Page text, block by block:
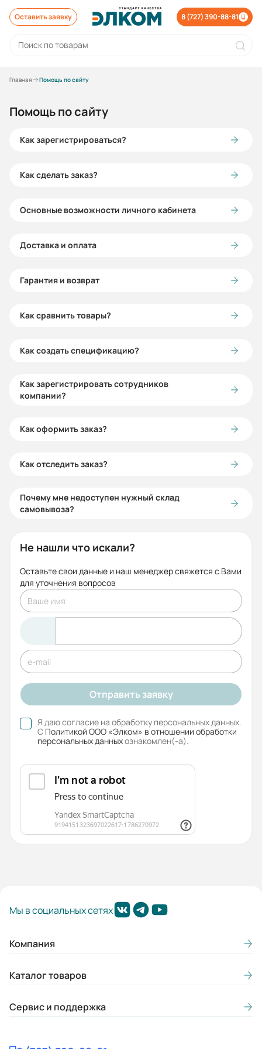
Оставить заявку 8 (727) 390-88-81
Главная Помощь по сайту
Помощь по сайту
Как зарегистрироваться?
Как сделать заказ?
Основные возможности личного кабинета
Доставка и оплата
Гарантия и возврат
Как сравнить товары?
Как создать спецификацию?
Как зарегистрировать сотрудников
компании?
Как оформить заказ?
Как отследить заказ?
Почему мне недоступен нужный склад
самовывоза?
Не нашли что искали?
Оставьте свои данные и наш менеджер свяжется с Вами
для уточнения вопросов
Отправить заявку
Я даю согласие на обработку персональных данных.
С Политикой ООО «Элком» в отношении обработки
персональных данныхознакомлен(-а).
Мы в социальных сетях
Компания
Каталог товаров
Сервис и поддержка